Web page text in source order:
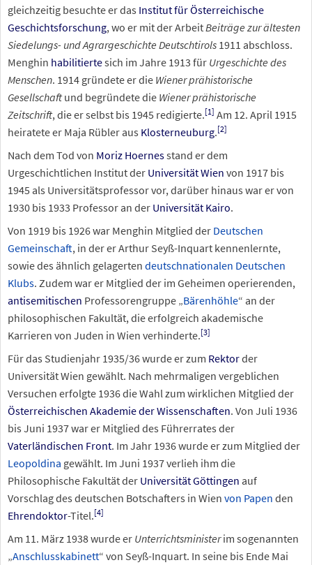
gleichzeitig besuchte er das Institut für Österreichische
Geschichtsforschung, wo er mit der ArbeitBeiträge zur ältesten
Siedelungs- und Agrargeschichte Deutschtirols 1911 abschloss.
Menghin habilitiertesich im Jahre 1913 für Urgeschichte des
Menschen. 1914 gründete er die Wiener prähistorische
Gesellschaftund begründete die Wiener prähistorische
Zeitschrift, die er selbst bis 1945 redigierte.[1] Am 12. April 1915
heiratete er Maja Rübler aus Klosterneuburg.[2]
Nach dem Tod von Moriz Hoernesstand er dem
Urgeschichtlichen Institut der Universität Wien von 1917 bis
1945 als Universitätsprofessor vor, darüber hinaus war er von
1930 bis 1933 Professor an der Universität Kairo.
Von 1919 bis 1926 war Menghin Mitglied der Deutschen
Gemeinschaft, in der er Arthur Seyß-Inquart kennenlernte,
sowie des ähnlich gelagerten deutschnationalen Deutschen
Klubs. Zudem war er Mitglied der im Geheimen operierenden,
antisemitischen Professorengruppe „Bärenhöhle“ an der
philosophischen Fakultät, die erfolgreich akademische
Karrieren von Juden in Wien verhinderte.[3]
Für das Studienjahr 1935/36 wurde er zum Rektorder
Universität Wien gewählt. Nach mehrmaligen vergeblichen
Versuchen erfolgte 1936 die Wahl zum wirklichen Mitglied der
Österreichischen Akademie der Wissenschaften. Von Juli 1936
bis Juni 1937 war er Mitglied des Führerrates der
Vaterländischen Front. Im Jahr 1936 wurde er zum Mitglied der
Leopoldina gewählt. Im Juni 1937 verlieh ihm die
Philosophische Fakultät der Universität Göttingen auf
Vorschlag des deutschen Botschafters in Wien von Papen den
Ehrendoktor-Titel.[4]
Am 11. März 1938 wurde er Unterrichtsministerim sogenannten
„Anschlusskabinett“ von Seyß-Inquart. In seine bis Ende Mai